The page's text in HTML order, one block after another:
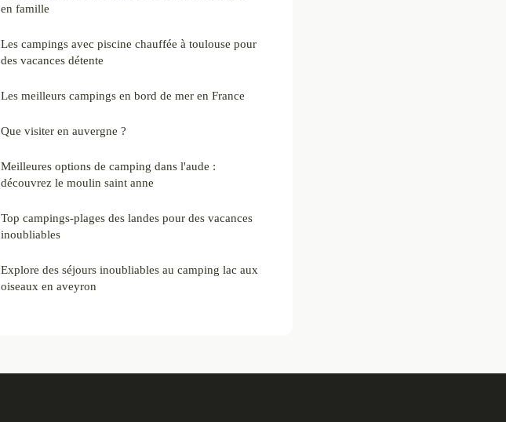
en famille
Les campings avec piscine chauffée à toulouse pour
des vacances détente
Les meilleurs campings en bord de mer en France
Que visiter en auvergne ?
Meilleures options de camping dans l'aude :
découvrez le moulin saint anne
Top campings-plages des landes pour des vacances
inoubliables
Explore des séjours inoubliables au camping lac aux
oiseaux en aveyron